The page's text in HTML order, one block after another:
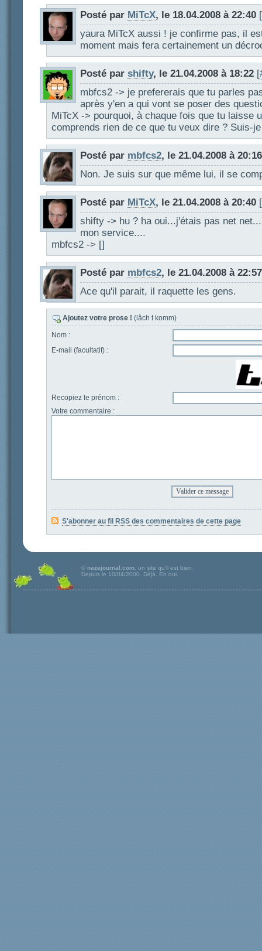
Posté par MiTcX, le 18.04.2008 à 22:40 [
yaura MiTcX aussi ! je confirme pas, il
moment mais fera certainement un
Posté par shifty, le 21.04.2008 à 18:22 [
mbfcs2 -> je prefererais que tu parles
après y'en a qui vont se poser des
MiTcX -> pourquoi, à chaque fois que tu laisse
comprends rien de ce que tu veux dire ? Suis-
Posté par mbfcs2, le 21.04.2008 à 20:16
Non. Je suis sur que même lui, il se
Posté par MiTcX, le 21.04.2008 à 20:40 [
shifty -> hu ? ha oui...j'étais pas net
mon service....
mbfcs2 -> []
Posté par mbfcs2, le 21.04.2008 à 22:57
Ace qu'il parait, il raquette les gens.
Ajoutez votre prose ! (lâch t komm)
Nom :
E-mail (facultatif) :
Recopiez le prénom :
Votre commentaire :
S'abonner au fil RSS des commentaires de cette page
© nazejournal.com , un site qu'il est bien.
Depuis le 10/04/2000. Déjà. Eh oui.